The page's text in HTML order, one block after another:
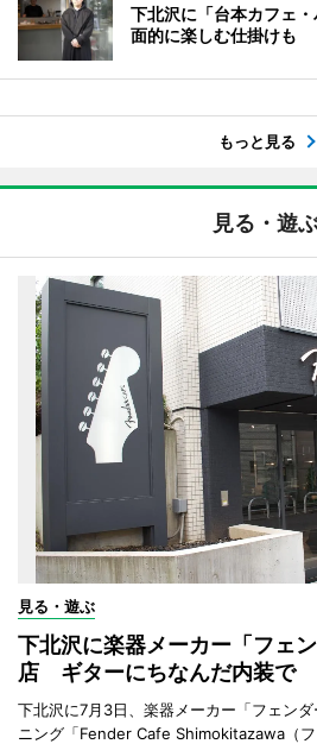
下北沢に「台本カフェ
面的に楽しむ仕掛けも
もっと見る
見る・遊
見る・遊ぶ
下北沢に楽器メーカー「フェ
店 ギターにちなんだ内装で
下北沢に7月3日、楽器メーカー「フェン
ニング「Fender Cafe Shimokitazawa（